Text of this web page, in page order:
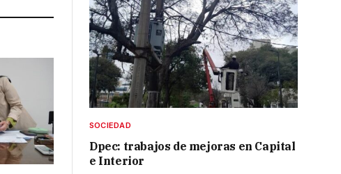
SOCIEDAD
Dpec: trabajos de mejoras en Capital
e Interior